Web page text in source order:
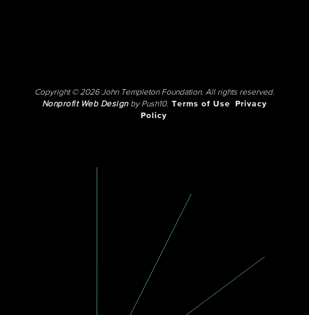
Copyright © 2026 John Templeton Foundation. All rights reserved.
Nonprofit Web Designby Push10. Terms of Use
Privacy
Policy